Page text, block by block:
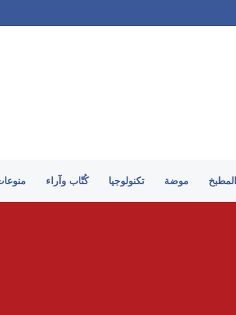
المطبخ موضة تكنولوجيا كُتّاب وآراء